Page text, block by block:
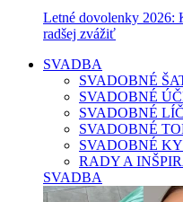
Letné dovolenky 2026:
radšej zvážiť
SVADBA
SVADOBNÉ
SVADOBNÉ
SVADOBNÉ
SVADOBNÉ
SVADOBNÉ
RADY A
SVADBA